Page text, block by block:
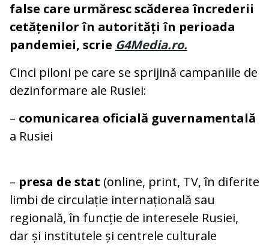
false care urmăresc scăderea încrederii
cetățenilor în autorități în perioada
pandemiei, scrie G4Media.ro.
Cinci piloni pe care se sprijină campaniile de
dezinformare ale Rusiei:
– comunicarea oficială guvernamentală
a Rusiei
– presa de stat (online, print, TV, în diferite
limbi de circulație internațională sau
regională, în funcție de interesele Rusiei,
dar și institutele și centrele culturale